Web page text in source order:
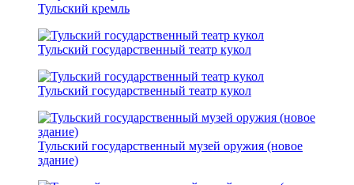
Тульский кремль
Тульский государственный театр кукол
Тульский государственный театр кукол
Тульский государственный музей оружия (новое
здание)